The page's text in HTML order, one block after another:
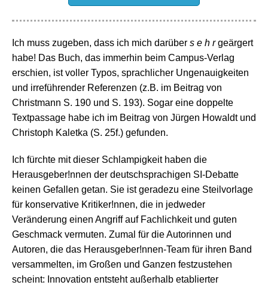
Ich muss zugeben, dass ich mich darüber s e h rgeärgert
habe! Das Buch, das immerhin beim Campus-Verlag
erschien, ist voller Typos, sprachlicher Ungenauigkeiten
und irreführender Referenzen (z.B. im Beitrag von
Christmann S. 190 und S. 193). Sogar eine doppelte
Textpassage habe ich im Beitrag von Jürgen Howaldt und
Christoph Kaletka (S. 25f.) gefunden.
Ich fürchte mit dieser Schlampigkeit haben die
Herausgeber!nnen der deutschsprachigen SI-Debatte
keinen Gefallen getan. Sie ist geradezu eine Steilvorlage
für konservative Kritiker!nnen, die in jedweder
Veränderung einen Angriff auf Fachlichkeit und guten
Geschmack vermuten. Zumal für die Autorinnen und
Autoren, die das Herausgeber!nnen-Team für ihren Band
versammelten, im Großen und Ganzen festzustehen
scheint: Innovation entsteht außerhalb etablierter